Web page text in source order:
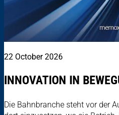
22 October 2026
INNOVATION IN
Die Bahnbranche steht vor der